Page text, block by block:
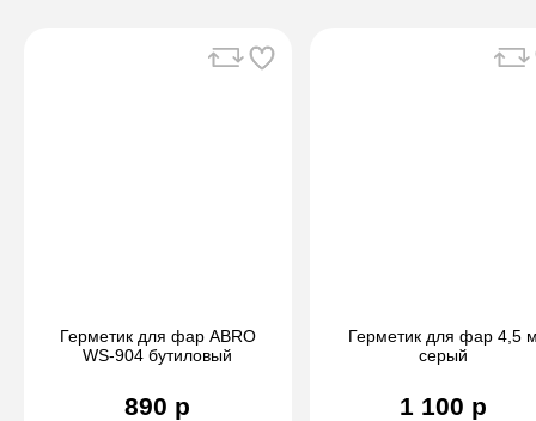
Герметик для фар ABRO
WS-904 бутиловый
890 р
Герметик для фар 4,5
серый
1 100 р